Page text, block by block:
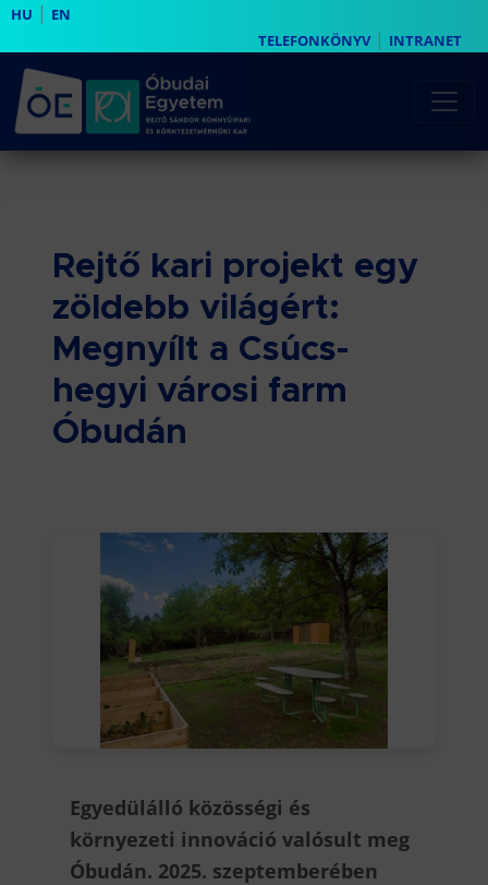
HU | EN
TELEFONKÖNYV| INTRANET
Rejtő kari projekt egy
zöldebb világért:
Megnyílt a Csúcs-
hegyi városi farm
Óbudán
Egyedülálló közösségi és
környezeti innováció valósult meg
Óbudán. 2025. szeptemberében